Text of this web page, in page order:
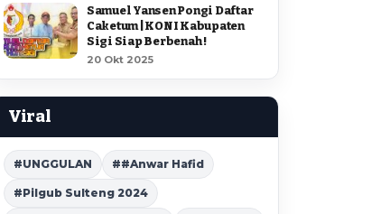
Samuel Yansen Pongi Daftar
Caketum | KONI Kabupaten
Sigi Siap Berbenah !
20 Okt 2025
Viral
#UNGGULAN ##Anwar Hafid
#Pilgub Sulteng 2024